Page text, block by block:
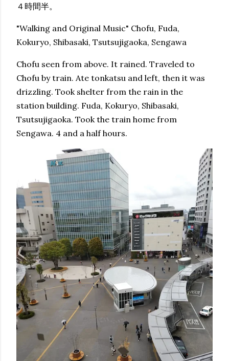
４時間半。
"Walking and Original Music" Chofu, Fuda,
Kokuryo, Shibasaki, Tsutsujigaoka, Sengawa
Chofu seen from above. It rained. Traveled to
Chofu by train. Ate tonkatsu and left, then it was
drizzling. Took shelter from the rain in the
station building. Fuda, Kokuryo, Shibasaki,
Tsutsujigaoka. Took the train home from
Sengawa. 4 and a half hours.